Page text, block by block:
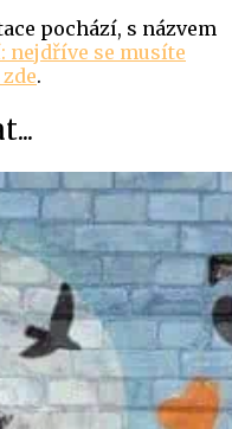
pochází, s názvem
nejdříve se musíte
.